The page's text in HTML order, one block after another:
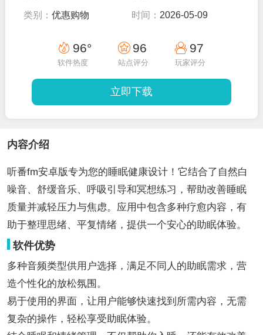
类别：优惠购物 时间： 2026-05-09
96°
软件热度
96
站点评分
97
玩家评分
立即下载
内容介绍
听番fm安卓版专为您的睡眠健康设计！它结合了自然白
噪音、舒缓音乐、呼吸引导和冥想练习，帮助改善睡眠
质量并减轻压力与焦虑。应用中包含多种疗愈内容，有
助于整理思绪、平复情绪，提供一个安心的助眠体验。
软件优势
多种音频类型供用户选择，满足不同人的助眠需求，营
造个性化的放松氛围。
易于使用的界面，让用户能够快速找到所需内容，无需
复杂的操作，轻松享受助眠体验。